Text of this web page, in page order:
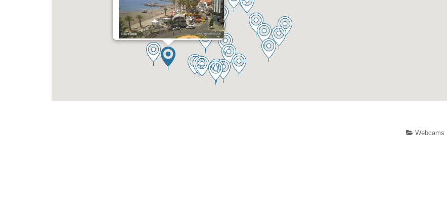
Webcams